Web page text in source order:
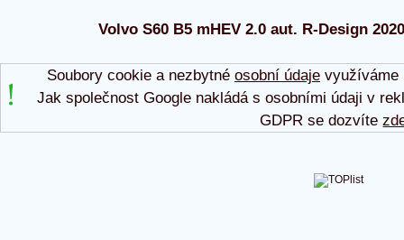
Volvo S60 B5 mHEV 2.0 aut. R-Design
Soubory cookie a nezbytné osobní údajevyužíváme
Jak společnost Google nakládá s osobními údaji v
GDPR se dozvíte